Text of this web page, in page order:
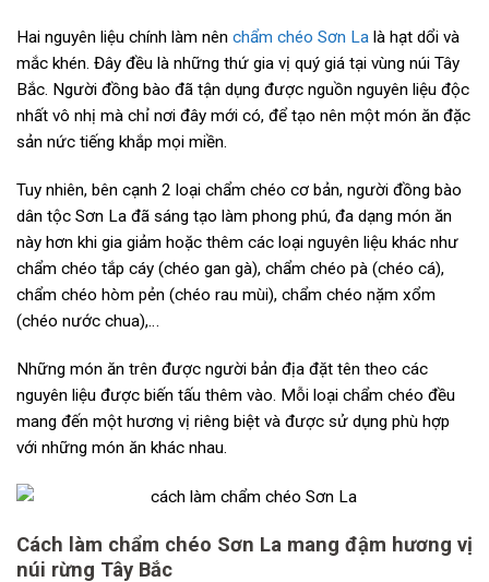
Hai nguyên liệu chính làm nên chẩm chéo Sơn La là hạt dổi và
mắc khén. Đây đều là những thứ gia vị quý giá tại vùng núi Tây
Bắc. Người đồng bào đã tận dụng được nguồn nguyên liệu độc
nhất vô nhị mà chỉ nơi đây mới có, để tạo nên một món ăn đặc
sản nức tiếng khắp mọi miền.
Tuy nhiên, bên cạnh 2 loại chẩm chéo cơ bản, người đồng bào
dân tộc Sơn La đã sáng tạo làm phong phú, đa dạng món ăn
này hơn khi gia giảm hoặc thêm các loại nguyên liệu khác như
chẩm chéo tắp cáy (chéo gan gà), chẩm chéo pà (chéo cá),
chẩm chéo hòm pẻn (chéo rau mùi), chẩm chéo nặm xổm
(chéo nước chua),…
Những món ăn trên được người bản địa đặt tên theo các
nguyên liệu được biến tấu thêm vào. Mỗi loại chẩm chéo đều
mang đến một hương vị riêng biệt và được sử dụng phù hợp
với những món ăn khác nhau.
Cách làm chẩm chéo Sơn La mang đậm hương vị
núi rừng Tây Bắc